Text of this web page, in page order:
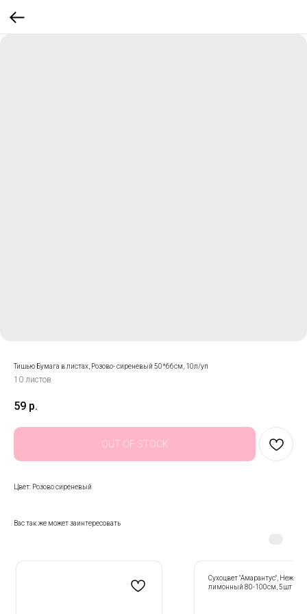
Тишью Бумага в листах, Розово- сиреневый 50*66см, 10л/уп
10 листов
59 р.
OUT OF STOCK
Цвет: Розово сиреневый
Вас так же может заинтересовать
Сухоцвет "Амарантус", Нежно-
лимонный 80-100см, 5шт